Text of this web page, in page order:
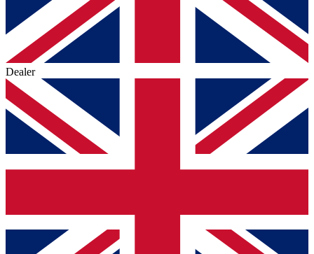
Dealer